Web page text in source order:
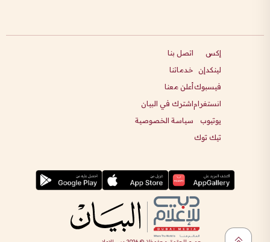
إكس
لينكدإن
فيسبوك
انستغرام
يوتيوب
تيك توك
اتصل بنا
خدماتنا
أعلن معنا
اشترك في البيان
سياسة الخصوصية